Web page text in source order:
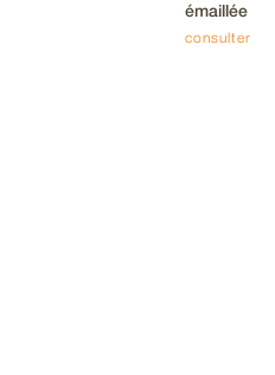
émaillée
consulter